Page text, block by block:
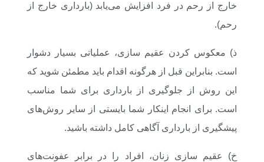
خارج از رحم در فرد افزایش ‌می‌یابد (بارداری خارج از
رحم).
ذ) معکوس کردن عقیم سازی، عملیاتی بسیار دشوار
است. بنابراین قبل از هرگونه اقدام باید مطمئن شوید که
این روش از جلوگیری از بارداری برای شما مناسب
است. برای انجام اینکار شما بایستی از سایر روش‌های
پیشگیری از بارداری آگاهی کامل داشته باشید.
خ) عقیم سازی زنان، افراد را در برابر عفونت‌های